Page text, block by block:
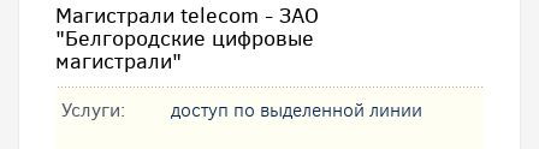
Магистрали telecom - ЗАО
"Белгородские цифровые
магистрали"
Услуги: доступ по выделенной линии